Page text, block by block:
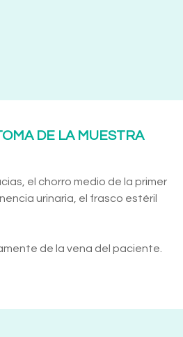
DE LA MUESTRA
el chorro medio de la primer
urinaria, el frasco estéril
de la vena del paciente.